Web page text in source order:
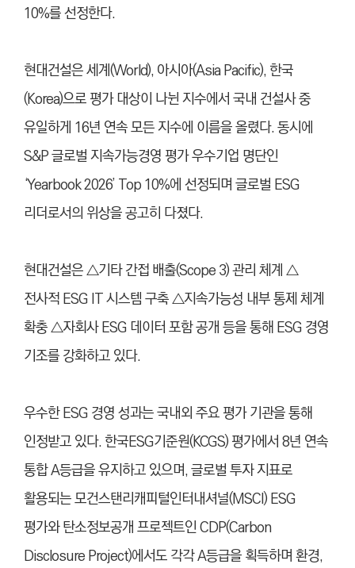
10%를 선정한다.
현대건설은 세계(World), 아시아(Asia Pacific), 한국
(Korea)으로 평가 대상이 나뉜 지수에서 국내 건설사 중
유일하게 16년 연속 모든 지수에 이름을 올렸다. 동시에
S&P 글로벌 지속가능경영 평가 우수기업 명단인
‘Yearbook 2026’ Top 10%에 선정되며 글로벌 ESG
리더로서의 위상을 공고히 다졌다.
현대건설은 △기타 간접 배출(Scope 3) 관리 체계 △
전사적 ESG IT 시스템 구축 △지속가능성 내부 통제 체계
확충 △자회사 ESG 데이터 포함 공개 등을 통해 ESG 경영
기조를 강화하고 있다.
우수한 ESG 경영 성과는 국내외 주요 평가 기관을 통해
인정받고 있다. 한국ESG기준원(KCGS) 평가에서 8년 연속
통합 A등급을 유지하고 있으며, 글로벌 투자 지표로
활용되는 모건스탠리캐피털인터내셔널(MSCI) ESG
평가와 탄소정보공개 프로젝트인 CDP(Carbon
Disclosure Project)에서도 각각 A등급을 획득하며 환경,